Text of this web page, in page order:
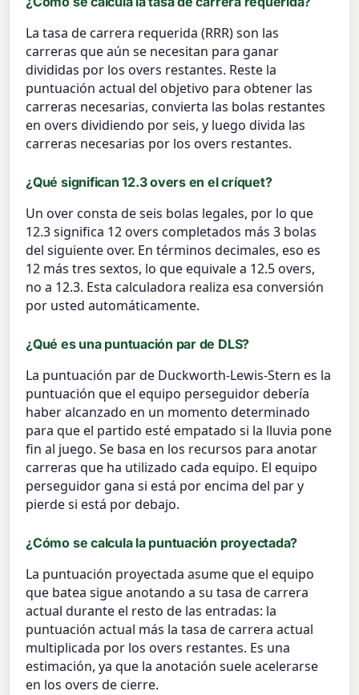
La tasa de carrera requerida (RRR) son las
carreras que aún se necesitan para ganar
divididas por los overs restantes. Reste la
puntuación actual del objetivo para obtener las
carreras necesarias, convierta las bolas restantes
en overs dividiendo por seis, y luego divida las
carreras necesarias por los overs restantes.
¿Qué significan 12.3 overs en el críquet?
Un over consta de seis bolas legales, por lo que
12.3 significa 12 overs completados más 3 bolas
del siguiente over. En términos decimales, eso es
12 más tres sextos, lo que equivale a 12.5 overs,
no a 12.3. Esta calculadora realiza esa conversión
por usted automáticamente.
¿Qué es una puntuación par de DLS?
La puntuación par de Duckworth-Lewis-Stern es la
puntuación que el equipo perseguidor debería
haber alcanzado en un momento determinado
para que el partido esté empatado si la lluvia pone
fin al juego. Se basa en los recursos para anotar
carreras que ha utilizado cada equipo. El equipo
perseguidor gana si está por encima del par y
pierde si está por debajo.
¿Cómo se calcula la puntuación proyectada?
La puntuación proyectada asume que el equipo
que batea sigue anotando a su tasa de carrera
actual durante el resto de las entradas: la
puntuación actual más la tasa de carrera actual
multiplicada por los overs restantes. Es una
estimación, ya que la anotación suele acelerarse
en los overs de cierre.